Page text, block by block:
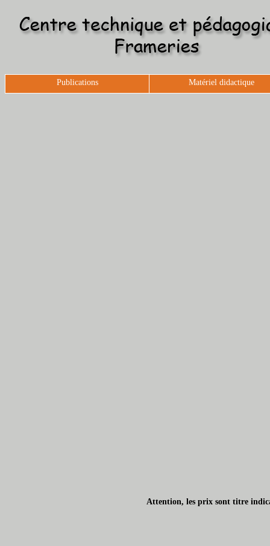
Publications Matériel didactique
Attention, les prix sont titre